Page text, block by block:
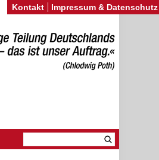
Kontakt Impressum & Datenschutz